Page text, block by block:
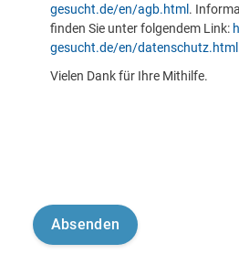
gesucht.de/en/agb.html .
finden Sie unter folgendem Link:
gesucht.de/en/datenschutz.html
Vielen Dank für Ihre Mithilfe.